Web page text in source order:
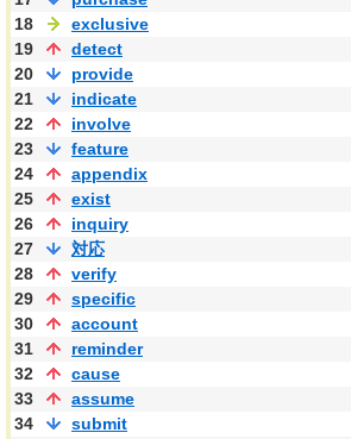
18
exclusive
19
detect
20
provide
21
indicate
22
involve
23
feature
24
appendix
25
exist
26
inquiry
27
対応
28
verify
29
specific
30
account
31
reminder
32
cause
33
assume
34
submit